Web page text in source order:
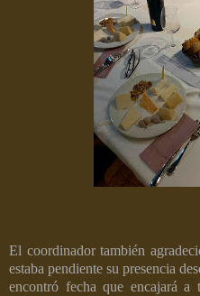
El coordinador también
estaba pendiente su presencia
encontró fecha que encajará